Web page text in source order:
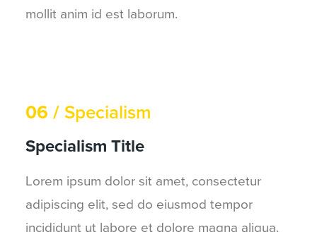
mollit anim id est laborum.
06 / Specialism
Specialism Title
Lorem ipsum dolor sit amet, consectetur
adipiscing elit, sed do eiusmod tempor
incididunt ut labore et dolore magna aliqua.